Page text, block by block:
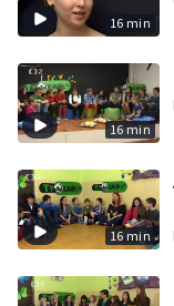
16 min
16 min
16 min